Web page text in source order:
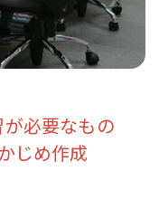
必要なもの
じめ作成